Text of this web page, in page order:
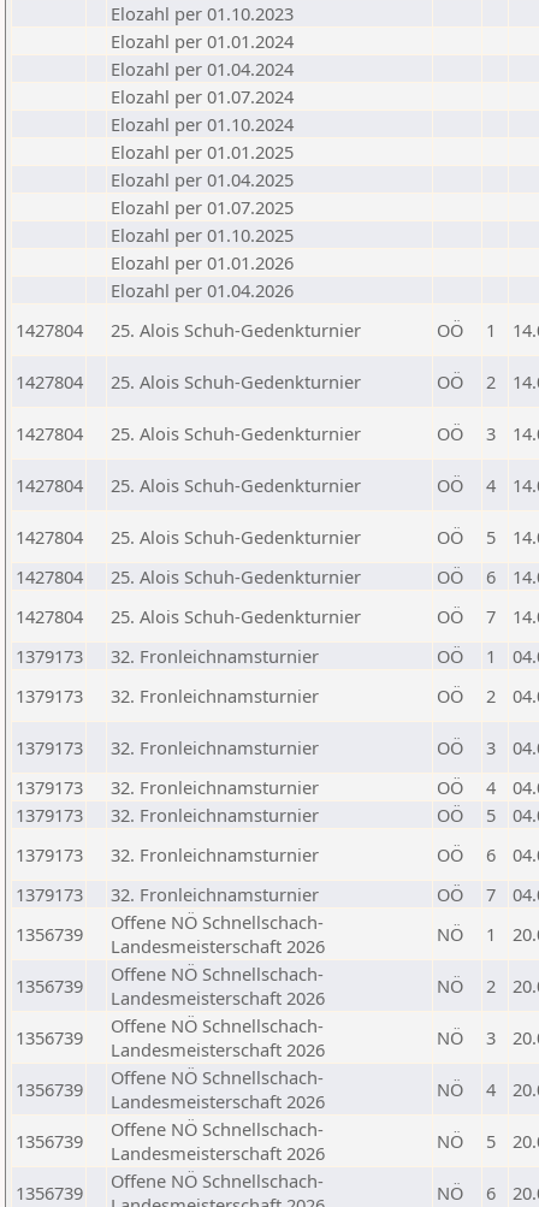
Elozahl per 01.10.2023
Elozahl per 01.01.2024
Elozahl per 01.04.2024
Elozahl per 01.07.2024
Elozahl per 01.10.2024
Elozahl per 01.01.2025
Elozahl per 01.04.2025
Elozahl per 01.07.2025
Elozahl per 01.10.2025
Elozahl per 01.01.2026
Elozahl per 01.04.2026
1427804
25. Alois Schuh-Gedenkturnier OÖ 1
1427804 25. Alois Schuh-Gedenkturnier OÖ 2
1427804 25. Alois Schuh-Gedenkturnier OÖ 3
1427804 25. Alois Schuh-Gedenkturnier OÖ 4
1427804 25. Alois Schuh-Gedenkturnier OÖ 5
1427804
25. Alois Schuh-Gedenkturnier OÖ 6
1427804
25. Alois Schuh-Gedenkturnier OÖ 7
1379173
32. Fronleichnamsturnier OÖ 1
1379173
32. Fronleichnamsturnier OÖ 2
1379173 32. Fronleichnamsturnier OÖ 3
1379173
32. Fronleichnamsturnier OÖ 4
1379173
32. Fronleichnamsturnier OÖ 5
1379173
32. Fronleichnamsturnier OÖ 6
1379173
32. Fronleichnamsturnier OÖ 7
1356739
Offene NÖ Schnellschach-
Landesmeisterschaft 2026
NÖ 1
1356739
Offene NÖ Schnellschach-
Landesmeisterschaft 2026
NÖ 2
1356739
Offene NÖ Schnellschach-
Landesmeisterschaft 2026
NÖ 3
1356739
Offene NÖ Schnellschach-
Landesmeisterschaft 2026
NÖ 4
1356739
Offene NÖ Schnellschach-
Landesmeisterschaft 2026
NÖ 5
1356739
Offene NÖ Schnellschach-
NÖ 6